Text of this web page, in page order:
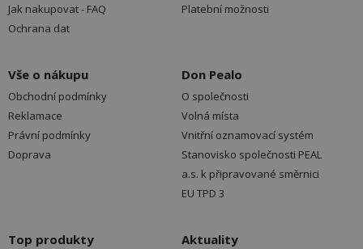
Jak nakupovat - FAQ
Ochrana dat
Platební možnosti
Vše o nákupu
Obchodní podmínky
Reklamace
Právní podmínky
Doprava
Don Pealo
O společnosti
Volná místa
Vnitřní oznamovací systém
Stanovisko společnosti PEAL
a.s. k připravované směrnici
EU TPD 3
Top produkty Aktuality